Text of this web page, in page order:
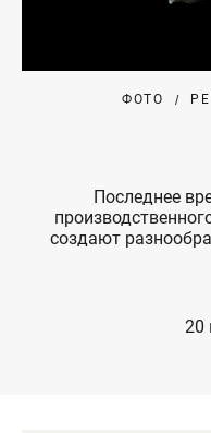
ФОТО
Последнее
создают
20